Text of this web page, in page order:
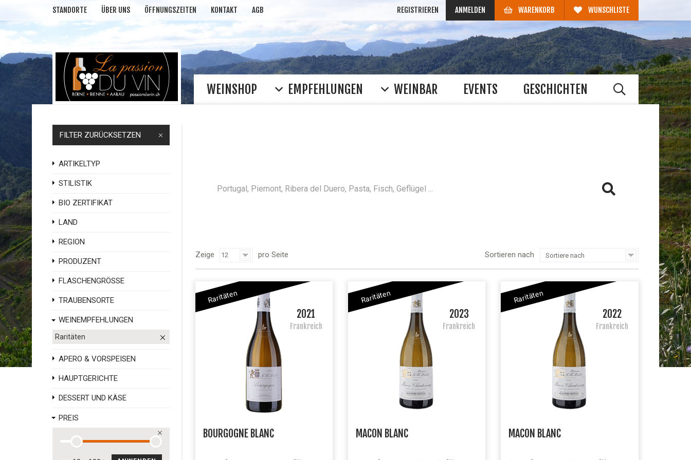
STANDORTE ÜBER UNS ÖFFNUNGSZEITEN KONTAKT AGB REGISTRIEREN ANMELDEN WARENKORB WUNSCHLISTE
WEINSHOP EMPFEHLUNGEN WEINBAR EVENTS GESCHICHTEN
FILTER ZURÜCKSETZEN
ARTIKELTYP
STILISTIK
BIO ZERTIFIKAT
LAND
REGION
PRODUZENT
FLASCHENGRÖSSE
TRAUBENSORTE
WEINEMPFEHLUNGEN
Raritäten
APERO & VORSPEISEN
HAUPTGERICHTE
DESSERT UND KÄSE
PREIS
Zeige pro Seite Sortieren nach Sortiere nach
Raritäten
2021
Frankreich
BOURGOGNE BLANC
Raritäten
2023
Frankreich
MACON BLANC
Raritäten
2022
Frankreich
MACON BLANC